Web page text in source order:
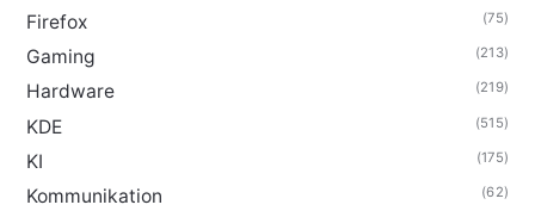
Firefox (75)
Gaming (213)
Hardware (219)
KDE (515)
KI (175)
Kommunikation (62)